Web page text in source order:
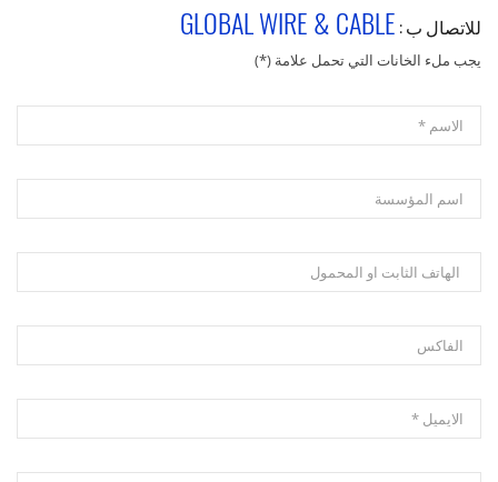
للاتصال ب : GLOBAL WIRE & CABLE
يجب ملء الخانات التي تحمل علامة (*)